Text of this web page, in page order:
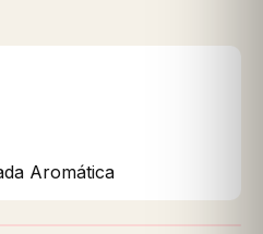
Aromática